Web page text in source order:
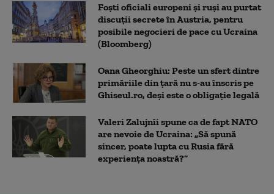
Foști oficiali europeni și ruși au purtat
discuții secrete în Austria, pentru
posibile negocieri de pace cu Ucraina
(Bloomberg)
Oana Gheorghiu: Peste un sfert dintre
primăriile din țară nu s-au înscris pe
Ghiseul.ro, deși este o obligație legală
Valeri Zalujnîi spune ca de fapt NATO
are nevoie de Ucraina: „Să spună
sincer, poate lupta cu Rusia fără
experiența noastră?”